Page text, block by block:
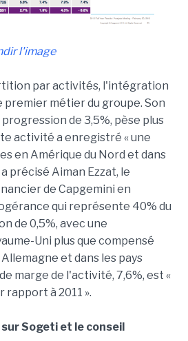
l'image
par activités, l'intégration
premier métier du groupe. Son
de 3,5%, pèse plus
activité a enregistré « une
en Amérique du Nord et dans
a précisé Aiman Ezzat, le
de Capgemini en
qui représente 40% du
de 0,5%, avec une
Uni plus que compensé
et dans les pays
marge de l'activité, 7,6%, est «
à 2011 ».
Sogeti et le conseil